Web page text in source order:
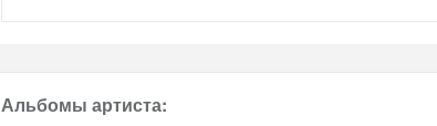
Альбомы артиста: